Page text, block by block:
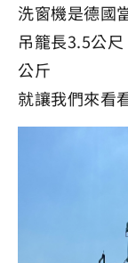
洗窗機是德國
吊籠長3.5公
公斤
就讓我們來看